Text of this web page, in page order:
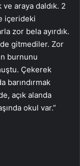
araya daldık. 2
içerideki
zor bela ayırdık.
gitmediler. Zor
burnunu
Çekerek
barındırmak
açık alanda
okul var.”